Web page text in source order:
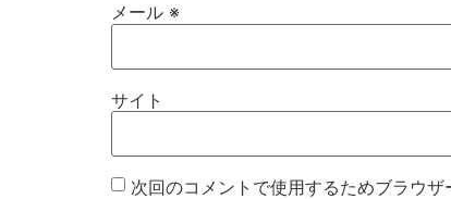
メール ※
サイト
次回のコメントで使用するためブラウ